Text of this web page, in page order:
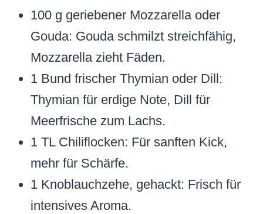
100 g geriebener Mozzarella oder
Gouda: Gouda schmilzt streichfähig,
Mozzarella zieht Fäden.
1 Bund frischer Thymian oder Dill:
Thymian für erdige Note, Dill für
Meerfrische zum Lachs.
1 TL Chiliflocken: Für sanften Kick,
mehr für Schärfe.
1 Knoblauchzehe, gehackt: Frisch für
intensives Aroma.